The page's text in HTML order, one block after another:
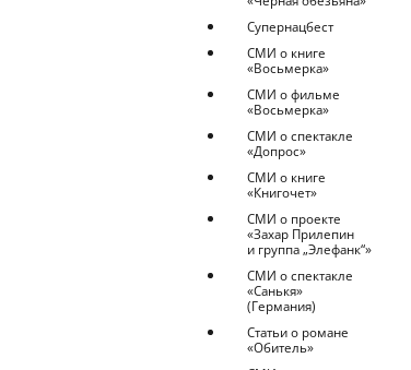
Супернацбест
СМИ о книге
«Восьмерка»
СМИ о фильме
«Восьмерка»
СМИ о спектакле
«Допрос»
СМИ о книге
«Книгочет»
СМИ о проекте
«Захар Прилепин
и группа „Элефанк“»
СМИ о спектакле
«Санькя»
(Германия)
Статьи о романе
«Обитель»